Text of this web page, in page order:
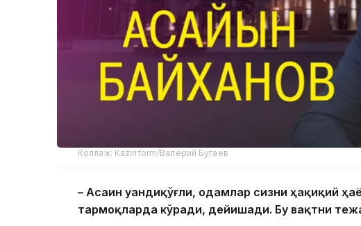
Коллаж: Kazinform/Валерий Бугаев
– Асаин Қуандиқўғли, одамлар сизни ҳақиқий
тармоқларда кўради, дейишади. Бу вақтни